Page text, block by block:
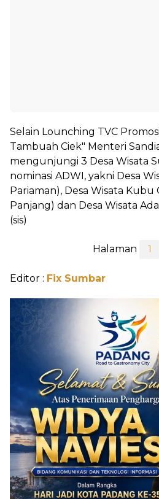
Selain Lounching TVC
Tambuah Ciek" Menteri
mengunjungi 3 Desa Wisata
nominasi ADWI, yakni Desa
Pariaman), Desa Wisata Kubu
Panjang) dan Desa Wisata
(sis)
Halaman 1
Editor : Fix Sumbar